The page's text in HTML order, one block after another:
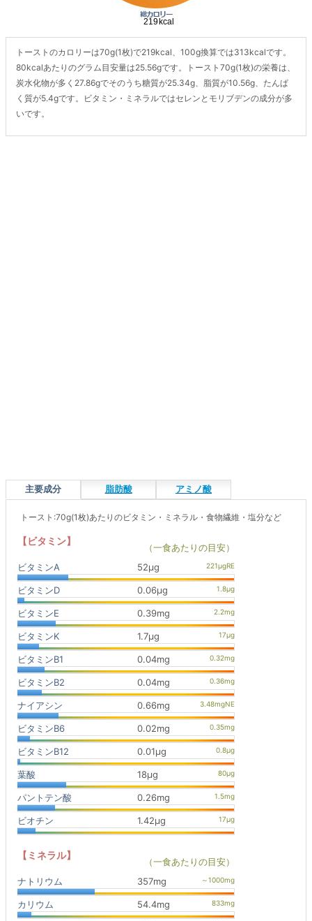
トーストのカロリーは70g(1枚)で219kcal、100g換算では313kcalです。
80kcalあたりのグラム目安量は25.56gです。トースト70g(1枚)の栄養は、
炭水化物が多く27.86gでそのうち糖質が25.34g、脂質が10.56g、たんぱ
く質が5.4gです。ビタミン・ミネラルではセレンとモリブデンの成分が多
いです。
主要成分 脂肪酸 アミノ酸
トースト:70g(1枚)あたりのビタミン・ミネラル・食物繊維・塩分など
【ビタミン】
（一食あたりの目安）
ビタミンA
52μg
ビタミンD 0.06μg
ビタミンE 0.39mg
ビタミンK 1.7μg
ビタミンB1 0.04mg
ビタミンB2 0.04mg
ナイアシン 0.66mg
ビタミンB6 0.02mg
ビタミンB12 0.01μg
葉酸 18μg
パントテン酸 0.26mg
ビオチン 1.42μg
【ミネラル】
（一食あたりの目安）
ナトリウム
357mg
カリウム 54.4mg